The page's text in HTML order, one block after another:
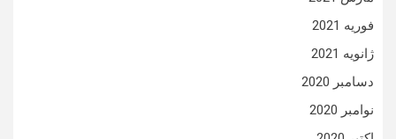
فوریه 2021
ژانویه 2021
دسامبر 2020
نوامبر 2020